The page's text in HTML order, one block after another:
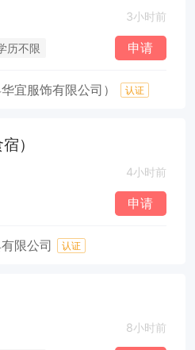
3小时前
历不限 申请
宜服饰有限公司） 认证
）
4小时前
申请
限公司 认证
8小时前